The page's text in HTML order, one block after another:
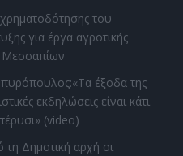
χρηματοδότησης του
για έργα αγροτικής
Μεσσαπίων
έξοδα της
εκδηλώσεις είναι κάτι
(video)
Δημοτική αρχή οι